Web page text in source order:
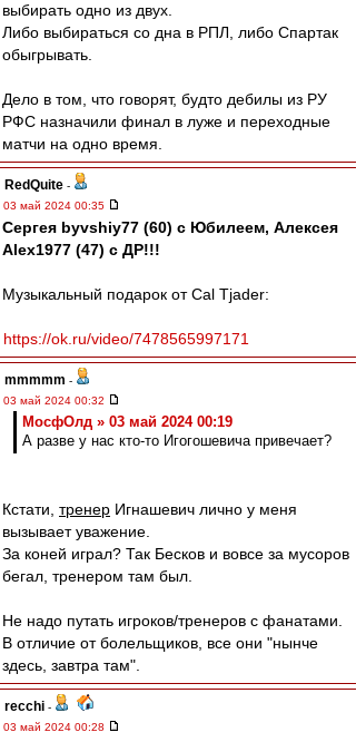
выбирать одно из двух.
Либо выбираться со дна в РПЛ, либо Спартак
обыгрывать.
Дело в том, что говорят, будто дебилы из РУ
РФС назначили финал в луже и переходные
матчи на одно время.
RedQuite -
03 май 2024 00:35
Сергея byvshiy77 (60) с Юбилеем, Алексея
Alex1977 (47) с ДР!!!
Музыкальный подарок от Cal Tjader:
https://ok.ru/video/7478565997171
mmmmm -
03 май 2024 00:32
МосфОлд » 03 май 2024 00:19
А разве у нас кто-то Игогошевича привечает?
Кстати, тренер Игнашевич лично у меня
вызывает уважение.
За коней играл? Так Бесков и вовсе за мусоров
бегал, тренером там был.
Не надо путать игроков/тренеров с фанатами.
В отличие от болельщиков, все они "нынче
здесь, завтра там".
recchi -
03 май 2024 00:28